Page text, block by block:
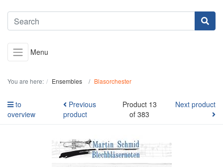
Menu
You are here: Ensembles Blasorchester
to
overview
Previous
product
Product 13
of 383
Next product